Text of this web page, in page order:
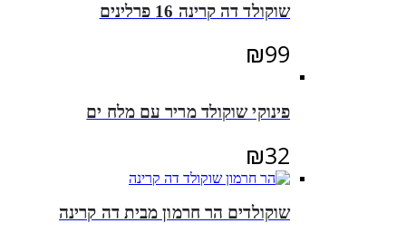
שוקולד דה קרינה 16 פרלינים
₪99
פינוקי שוקולד מריר עם מלח ים
₪32
שוקולדים הר חרמון מבית דה קרינה